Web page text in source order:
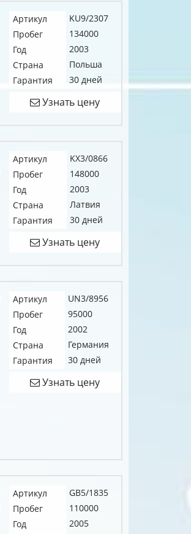
Артикул
KU9/2307
Пробег
134000
Год
2003
Страна
Польша
Гарантия
30 дней
Узнать цену
Артикул
KX3/0866
Пробег
148000
Год
2003
Страна
Латвия
Гарантия
30 дней
Узнать цену
Артикул
UN3/8956
Пробег
95000
Год
2002
Страна
Германия
Гарантия
30 дней
Узнать цену
Артикул
GB5/1835
Пробег
110000
Год
2005